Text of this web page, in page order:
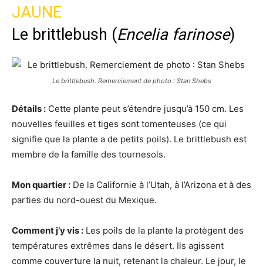
JAUNE
Le brittlebush (Encelia farinose)
Le brittlebush. Remerciement de photo : Stan Shebs
Détails : Cette plante peut s’étendre jusqu’à 150 cm. Les
nouvelles feuilles et tiges sont tomenteuses (ce qui
signifie que la plante a de petits poils). Le brittlebush est
membre de la famille des tournesols.
Mon quartier : De la Californie à l’Utah, à l’Arizona et à des
parties du nord-ouest du Mexique.
Comment j’y vis : Les poils de la plante la protègent des
températures extrêmes dans le désert. Ils agissent
comme couverture la nuit, retenant la chaleur. Le jour, le